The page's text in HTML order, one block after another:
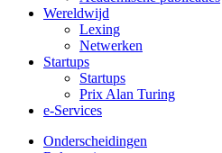
Wereldwijd
Lexing
Netwerken
Startups
Startups
Prix Alan Turing
e-Services
Onderscheidingen